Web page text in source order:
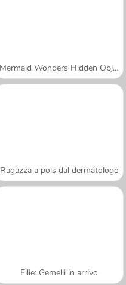
Mermaid Wonders Hidden Object
Ragazza a pois dal dermatologo
Ellie: Gemelli in arrivo